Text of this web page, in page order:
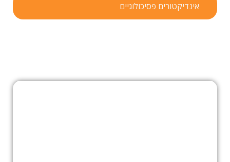
אינדיקטורים פסיכולוגיים